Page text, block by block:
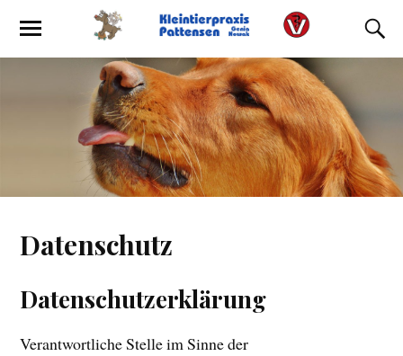
Datenschutz
Datenschutzerklärung
Verantwortliche Stelle im Sinne der